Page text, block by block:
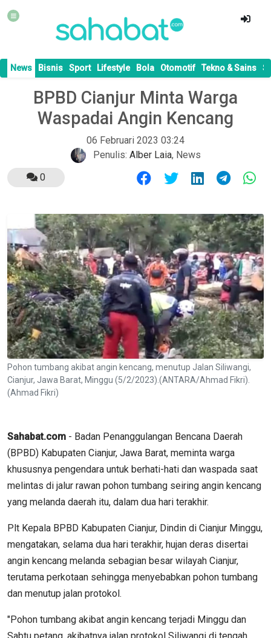
News Bisnis Sport Lifestyle Bola Otomotif Tekno & Sains
BPBD Cianjur Minta Warga
Waspadai Angin Kencang
06 Februari 2023 03:24
Penulis: Alber Laia, News
0
Pohon tumbang akibat angin kencang, menutup Jalan Siliwangi,
Cianjur, Jawa Barat, Minggu (5/2/2023).(ANTARA/Ahmad Fikri).
(Ahmad Fikri)
Sahabat.com - Badan Penanggulangan Bencana Daerah
(BPBD) Kabupaten Cianjur, Jawa Barat, meminta warga
khususnya pengendara untuk berhati-hati dan waspada saat
melintas di jalur rawan pohon tumbang seiring angin kencang
yang melanda daerah itu, dalam dua hari terakhir.
Plt Kepala BPBD Kabupaten Cianjur, Dindin di Cianjur Minggu,
mengatakan, selama dua hari terakhir, hujan deras disertai
angin kencang melanda sebagian besar wilayah Cianjur,
terutama perkotaan sehingga menyebabkan pohon tumbang
dan menutup jalan protokol.
"Pohon tumbang akibat angin kencang terjadi Minggu dan